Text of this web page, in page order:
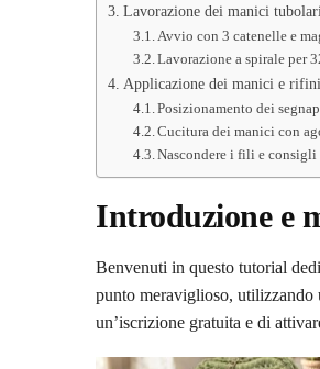
Lavorazione dei manici tubolari
Avvio con 3 catenelle e
Lavorazione a spirale per
Applicazione dei manici e
Posizionamento dei
Cucitura dei manici con
Nascondere i fili e
Introduzione e
Benvenuti in questo tutorial
punto meraviglioso, utilizzando
un’iscrizione gratuita e di